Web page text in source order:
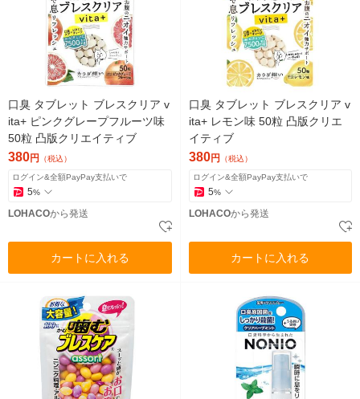
口臭 タブレット ブレスクリア v
ita+ ピンクグレープフルーツ味
50粒 凸版クリエイティブ
380円 （税込）
ログイン&全額PayPay支払いで
5%
LOHACOから発送
カートに入れる
口臭 タブレット ブレスクリア v
ita+ レモン味 50粒 凸版クリエ
イティブ
380円 （税込）
ログイン&全額PayPay支払いで
5%
LOHACOから発送
カートに入れる